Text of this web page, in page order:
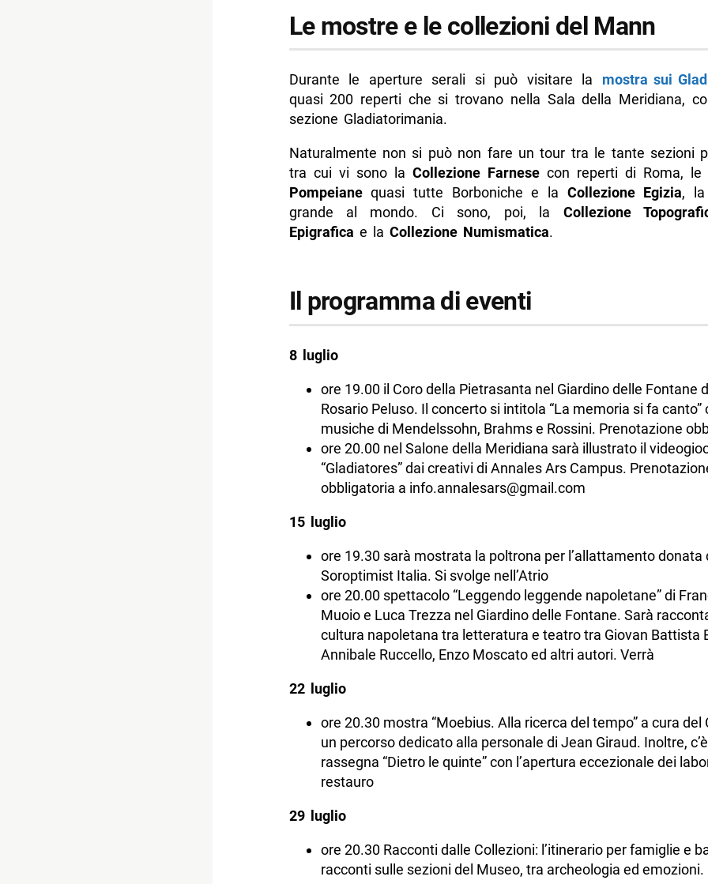
Le mostre e le collezioni del Mann
Durante le aperture serali si può visitare la mostra sui
quasi 200 reperti che si trovano nella Sala della Meridiana,
sezione Gladiatorimania.
Naturalmente non si può non fare un tour tra le tante sezioni
tra cui vi sono la Collezione Farnese con reperti di Roma,
Pompeianequasi tutte Borboniche e la Collezione Egizia, la
grande al mondo. Ci sono, poi, la Collezione
Epigrafica e la Collezione Numismatica.
Il programma di eventi
8 luglio
ore 19.00 il Coro della Pietrasanta nel Giardino delle Fontane
Rosario Peluso. Il concerto si intitola “La memoria si fa canto”
musiche di Mendelssohn, Brahms e Rossini. Prenotazione
ore 20.00 nel Salone della Meridiana sarà illustrato il
“Gladiatores” dai creativi di Annales Ars Campus.
obbligatoria a info.annalesars@gmail.com
15 luglio
ore 19.30 sarà mostrata la poltrona per l’allattamento donata
Soroptimist Italia. Si svolge nell’Atrio
ore 20.00 spettacolo “Leggendo leggende napoletane” di
Muoio e Luca Trezza nel Giardino delle Fontane. Sarà
cultura napoletana tra letteratura e teatro tra Giovan Battista
Annibale Ruccello, Enzo Moscato ed altri autori. Verrà
22 luglio
ore 20.30 mostra “Moebius. Alla ricerca del tempo” a cura del
un percorso dedicato alla personale di Jean Giraud. Inoltre,
rassegna “Dietro le quinte” con l’apertura eccezionale dei
restauro
29 luglio
ore 20.30 Racconti dalle Collezioni: l’itinerario per famiglie e
racconti sulle sezioni del Museo, tra archeologia ed emozioni.